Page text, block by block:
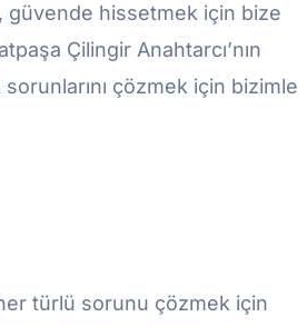
güvende hissetmek için bize
Çilingir Anahtarcı’nın
çözmek için bizimle
türlü sorunu çözmek için